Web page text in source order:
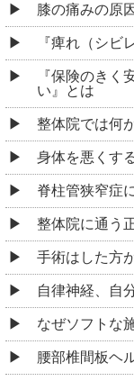
膝の痛みの原
『痺れ（シビ
『保険のきく
い』とは
整体院では何
身体を悪くす
脊柱管狭窄症
整体院に通う
手術はした方
自律神経、自
なぜソフトな
腰部椎間板ヘ